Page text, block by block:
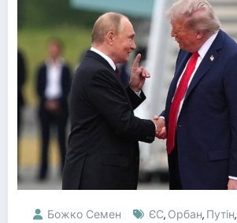
Божко Семен ЄС, Орбан, Путін,